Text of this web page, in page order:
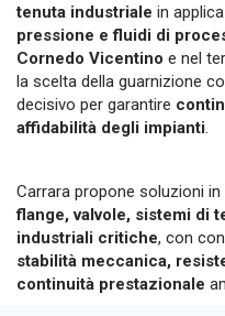
tenuta industriale in
pressione e fluidi di
Cornedo Vicentino e nel
la scelta della guarnizione
decisivo per garantire
affidabilità degli impianti
Carrara propone soluzioni in
flange, valvole, sistemi di
industriali critiche, con
stabilità meccanica,
continuità prestazionale